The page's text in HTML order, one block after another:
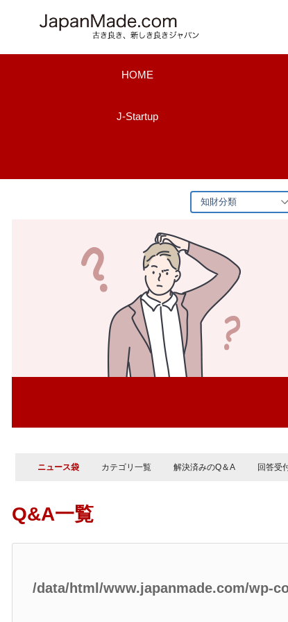
HOME
J-Startup
知財分類
ニュース袋 カテゴリ一覧 解決済みのQ＆A 回答受
Q&A一覧
/data/html/www.japanmade.com/wp-